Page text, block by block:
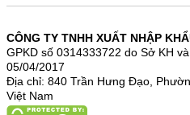
CÔNG TY TNHH XUẤT NHẬP
GPKD số 0314333722 do Sở KH
05/04/2017
Địa chỉ: 840 Trần Hưng Đạo,
Việt Nam